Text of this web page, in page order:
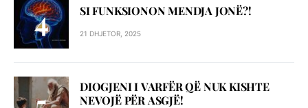
SI FUNKSIONON MENDJA JONË?!
21 DHJETOR, 2025
DIOGJENI I VARFËR QË NUK KISHTE
NEVOJË PËR ASGJË!